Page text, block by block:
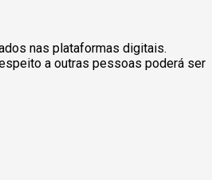
nas plataformas digitais.
a outras pessoas poderá ser